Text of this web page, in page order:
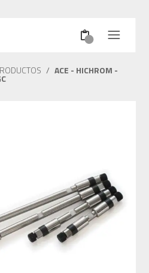
/ ACE - HICHROM -